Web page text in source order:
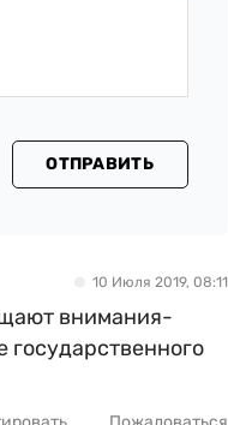
ОТПРАВИТЬ
10 Июля 2019, 08:11
внимания-
государственного